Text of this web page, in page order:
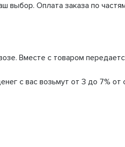
выбор. Оплата заказа по
Вместе с товаром
с вас возьмут от 3 до 7% от